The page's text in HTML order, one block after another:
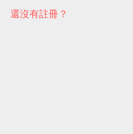
還沒有註冊？